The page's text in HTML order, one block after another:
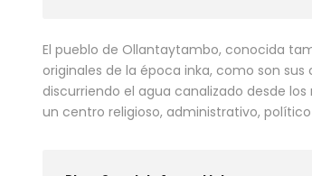
El pueblo de Ollantaytambo, conocida
originales de la época inka, como son
discurriendo el agua canalizado desde
un centro religioso, administrativo,